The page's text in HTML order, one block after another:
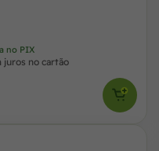
no PIX
juros no cartão